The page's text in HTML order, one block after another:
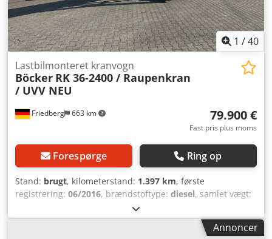
mellemsalg forbeholdes.
1 /40
Friedberg 663 km
Lastbilmonteret kranvogn
Böcker RK 36-2400 / Raupenkran
/ UVV NEU
79.900 €
Fast pris plus moms
Forespørge Ring op
Stand: brugt, kilometerstand: 1.397 km, første
registrering: 06/2016, brændstoftype: diesel, samlet vægt:
automatisk
Produktionsår:2016, Udstyr:ABS, elektronisk
, * Böcker RK 36-
Annoncer